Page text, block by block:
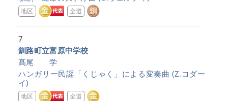
地区 全道
7
釧路町立富原中学校
髙尾 学
ハンガリー民謡「くじゃく」による変奏曲 (Z.コダー
イ)
地区 全道